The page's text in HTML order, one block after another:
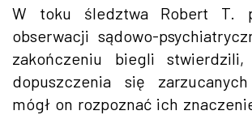
W toku śledztwa Robert T.
obserwacji sądowo-
zakończeniu biegli
dopuszczenia się
mógł on rozpoznać ich